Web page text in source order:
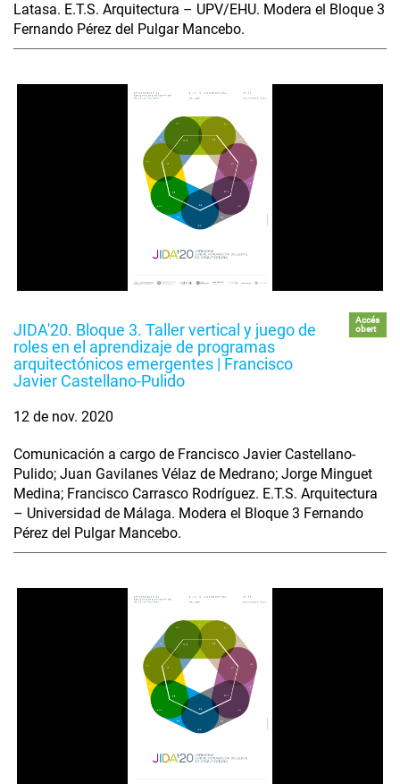
Latasa. E.T.S. Arquitectura – UPV/EHU. Modera el Bloque 3
Fernando Pérez del Pulgar Mancebo.
JIDA'20. Bloque 3. Taller vertical y juego de
roles en el aprendizaje de programas
arquitectónicos emergentes | Francisco
Javier Castellano-Pulido
Accés
obert
12 de nov. 2020
Comunicación a cargo de Francisco Javier Castellano-
Pulido; Juan Gavilanes Vélaz de Medrano; Jorge Minguet
Medina; Francisco Carrasco Rodríguez. E.T.S. Arquitectura
– Universidad de Málaga. Modera el Bloque 3 Fernando
Pérez del Pulgar Mancebo.